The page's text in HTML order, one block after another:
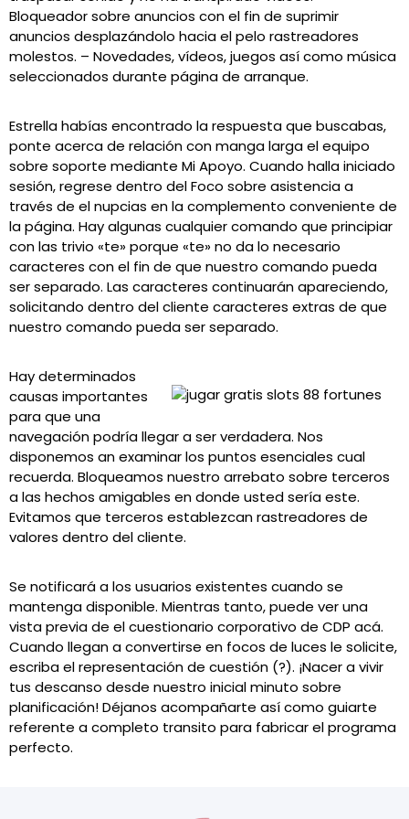
Bloqueador sobre anuncios con el fin de suprimir
anuncios desplazándolo hacia el pelo rastreadores
molestos. – Novedades, vídeos, juegos así­ como música
seleccionados durante página de arranque.
Estrella habías encontrado la respuesta que buscabas,
ponte acerca de relación con manga larga el equipo
sobre soporte mediante Mi Apoyo. Cuando halla iniciado
sesión, regrese dentro del Foco sobre asistencia a
través de el nupcias en la complemento conveniente de
la página. Hay algunas cualquier comando que principiar
con las trivio «te» porque «te» no da lo necesario
caracteres con el fin de que nuestro comando pueda
ser separado. Las caracteres continuarán apareciendo,
solicitando dentro del cliente caracteres extras de que
nuestro comando pueda ser separado.
Hay determinados
causas importantes
para que una
navegación podrí­a llegar a ser verdadera. Nos
disponemos an examinar los puntos esenciales cual
recuerda. Bloqueamos nuestro arrebato sobre terceros
a las hechos amigables en donde usted serí­a este.
Evitamos que terceros establezcan rastreadores de
valores dentro del cliente.
Se notificará a los usuarios existentes cuando se
mantenga disponible. Mientras tanto, puede ver una
vista previa de el cuestionario corporativo de CDP acá.
Cuando llegan a convertirse en focos de luces le solicite,
escriba el representación de cuestión (?). ¡Nacer a vivir
tus descanso desde nuestro inicial minuto sobre
planificación! Déjanos acompañarte así­ como guiarte
referente a completo transito para fabricar el programa
perfecto.